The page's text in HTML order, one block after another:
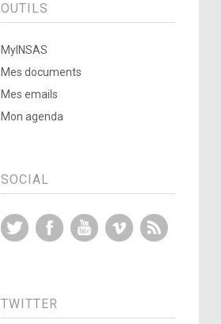
OUTILS
MyINSAS
Mes documents
Mes emails
Mon agenda
SOCIAL
Twitter FacebookYouTubeVimeo
TWITTER